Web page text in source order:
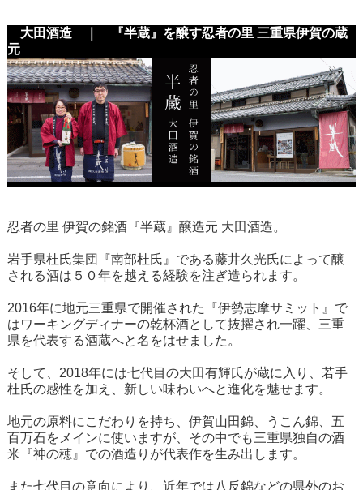
大田酒造 ｜ 『半蔵』を醸す忍者の里 三重県伊賀の蔵
元
忍者の里 伊賀の銘酒『半蔵』醸造元 大田酒造。
岩手県杜氏集団『南部杜氏』である藤井久光氏によって醸
される酒は５０年を越える経験を注ぎ造られます。
2016年に地元三重県で開催された『伊勢志摩サミット』で
はワーキングディナーの乾杯酒として抜擢され一躍、三重
県を代表する酒蔵へと名をはせました。
そして、2018年には七代目の大田有輝氏が蔵に入り、若手
杜氏の感性を加え、新しい味わいへと進化を魅せます。
地元の原料にこだわりを持ち、伊賀山田錦、うこん錦、五
百万石をメインに使いますが、その中でも三重県独自の酒
米『神の穂』での酒造りが代表作を生み出します。
また七代目の意向により、近年では八反錦などの県外のお